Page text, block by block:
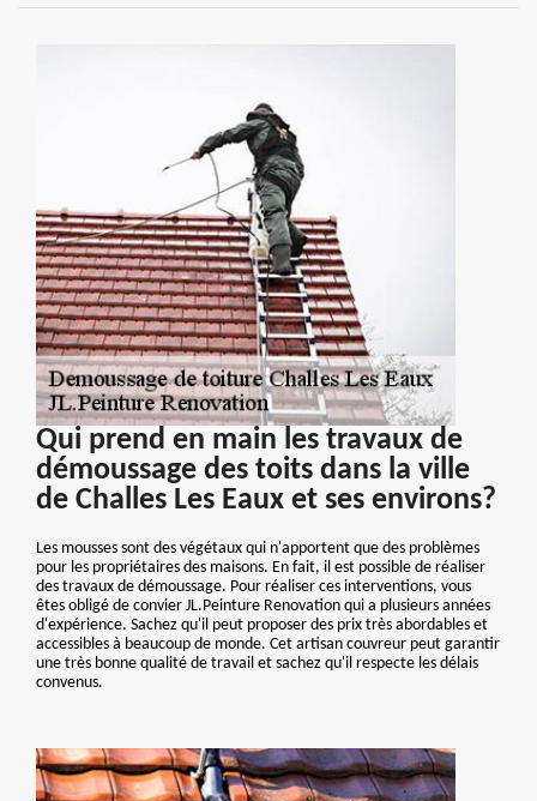
Qui prend en main les travaux de
démoussage des toits dans la ville
de Challes Les Eaux et ses environs?
Les mousses sont des végétaux qui n'apportent que des problèmes
pour les propriétaires des maisons. En fait, il est possible de réaliser
des travaux de démoussage. Pour réaliser ces interventions, vous
êtes obligé de convier JL.Peinture Renovation qui a plusieurs années
d'expérience. Sachez qu'il peut proposer des prix très abordables et
accessibles à beaucoup de monde. Cet artisan couvreur peut garantir
une très bonne qualité de travail et sachez qu'il respecte les délais
convenus.